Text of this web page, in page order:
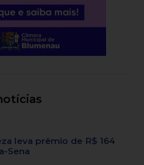
leva prêmio de R$ 164
Sena